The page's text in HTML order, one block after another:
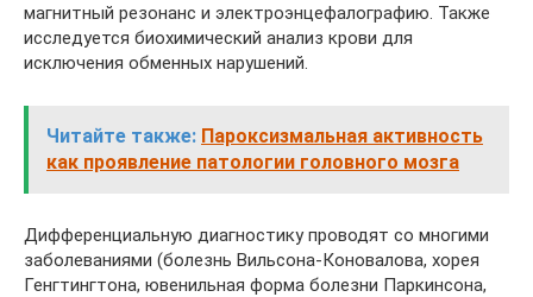
магнитный резонанс и электроэнцефалографию. Также
исследуется биохимический анализ крови для
исключения обменных нарушений.
Читайте также: Пароксизмальная активность
как проявление патологии головного мозга
Дифференциальную диагностику проводят со многими
заболеваниями (болезнь Вильсона-Коновалова, хорея
Генгтингтона, ювенильная форма болезни Паркинсона,